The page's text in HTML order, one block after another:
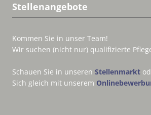
Stellenangebote
Kommen Sie in unser Team!
Wir suchen (nicht nur) qualifizierte
Schauen Sie in unseren Stellenmarkt
Sich gleich mit unserem